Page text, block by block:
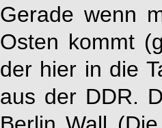
Gerade wenn
Osten kommt
der hier in die
aus der DDR.